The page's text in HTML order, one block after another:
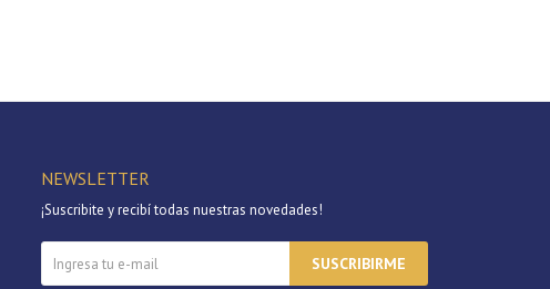
NEWSLETTER
¡Suscribite y recibí todas nuestras novedades!
SUSCRIBIRME